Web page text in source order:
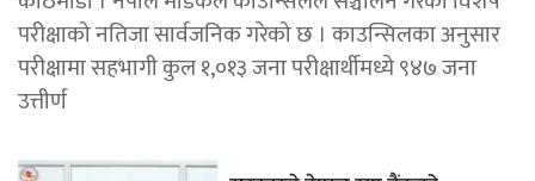
परीक्षाको नतिजा सार्वजनिक गरेको छ । काउन्सिलका अनुसार
परीक्षामा सहभागी कुल १,०१३ जना परीक्षार्थीमध्ये ९४७ जना
उत्तीर्ण